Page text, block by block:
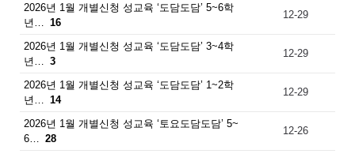
2026년 1월 개별신청 성교육 ‘도담도담’ 5~6학
년…
16
12-29
2026년 1월 개별신청 성교육 ‘도담도담’ 3~4학
년…
3
12-29
2026년 1월 개별신청 성교육 ‘도담도담’ 1~2학
년…
14
12-29
2026년 1월 개별신청 성교육 ‘토요도담도담’ 5~
6…
28
12-26